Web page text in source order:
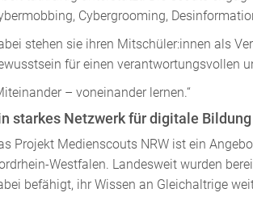
Cybergrooming,
stehen sie ihren Mitschüler:innen als
für einen verantwortungsvollen
– voneinander lernen.“
starkes Netzwerk für digitale Bildung
Projekt Medienscouts NRW ist ein
Westfalen. Landesweit wurden
befähigt, ihr Wissen an Gleichaltrige